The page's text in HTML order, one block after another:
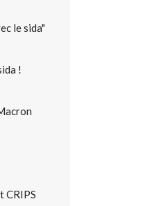
le sida"
!
CRIPS